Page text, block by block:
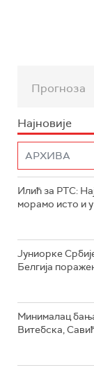
Прогноза
Најновије
Илић за РТС:
морамо исто и
Јуниорке
Белгија
Минималац
Витебска,